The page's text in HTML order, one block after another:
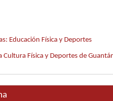
Educación Física y Deportes
Cultura Física y Deportes de